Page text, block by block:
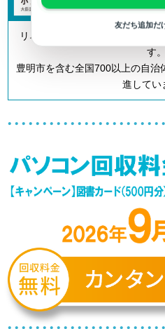
リネットジャパンは「小型家電
す。
豊明市を含む全国700以上の自治
進してい
友だち追加だ